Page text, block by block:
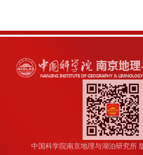
中国科学院南京地理与湖泊研究所